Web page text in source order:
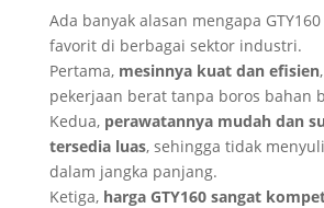
Ada banyak alasan mengapa
favorit di berbagai sektor industri.
Pertama, mesinnya kuat dan efisien
pekerjaan berat tanpa boros bahan
Kedua, perawatannya mudah dan
tersedia luas, sehingga tidak
dalam jangka panjang.
Ketiga, harga GTY160 sangat